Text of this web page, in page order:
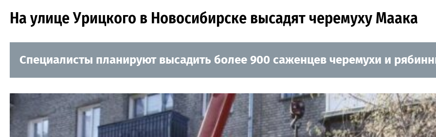
На улице Урицкого в Новосибирске высадят черемуху Маака
Специалисты планируют высадить более 900 саженцев черемухи и